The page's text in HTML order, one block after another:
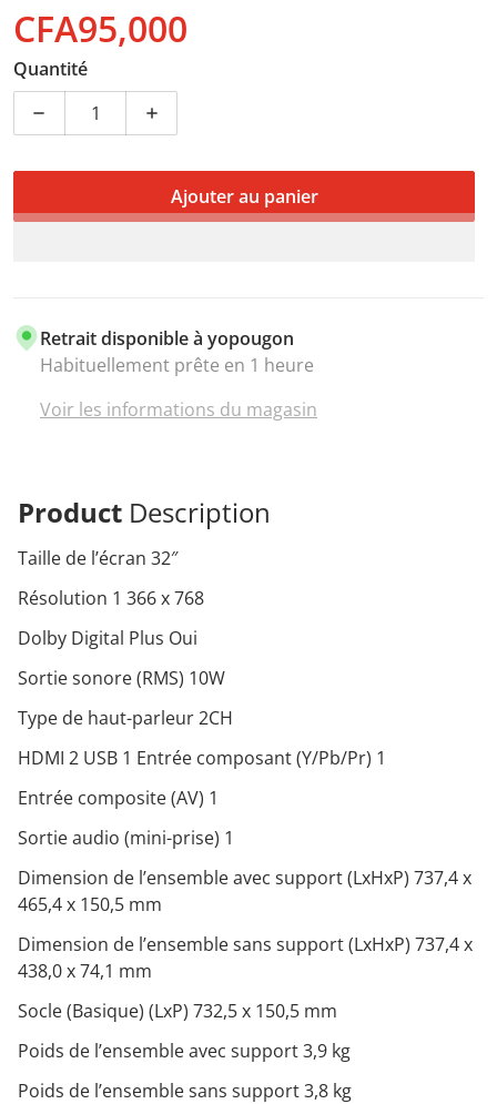
CFA95,000
Quantité
Diminuer la quantité pour Samsung LED TV 32″ –
Augmenter la quantité pour Samsung
Ajouter au panier
Retrait disponible à yopougon
Habituellement prête en 1 heure
Voir les informations du magasin
Product Description
Taille de l’écran 32″
Résolution 1 366 x 768
Dolby Digital Plus Oui
Sortie sonore (RMS) 10W
Type de haut-parleur 2CH
HDMI 2 USB 1 Entrée composant (Y/Pb/Pr) 1
Entrée composite (AV) 1
Sortie audio (mini-prise) 1
Dimension de l’ensemble avec support (LxHxP) 737,4 x
465,4 x 150,5 mm
Dimension de l’ensemble sans support (LxHxP) 737,4 x
438,0 x 74,1 mm
Socle (Basique) (LxP) 732,5 x 150,5 mm
Poids de l’ensemble avec support 3,9 kg
Poids de l’ensemble sans support 3,8 kg